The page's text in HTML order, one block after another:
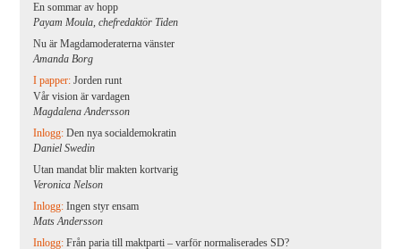
En sommar av hopp
Payam Moula, chefredaktör Tiden
Nu är Magdamoderaterna vänster
Amanda Borg
I papper:Jorden runt
Vår vision är vardagen
Magdalena Andersson
Inlogg:Den nya socialdemokratin
Daniel Swedin
Utan mandat blir makten kortvarig
Veronica Nelson
Inlogg:Ingen styr ensam
Mats Andersson
Inlogg:Från paria till maktparti – varför normaliserades SD?